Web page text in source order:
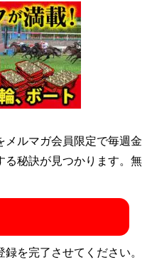
秀和システム）』が11月15
イブ(ガイドワークス)』『
ャラ（ベストセラーズ）』
メルマガ会員限定で毎週金
秘訣が見つかります。無
を完了させてください。